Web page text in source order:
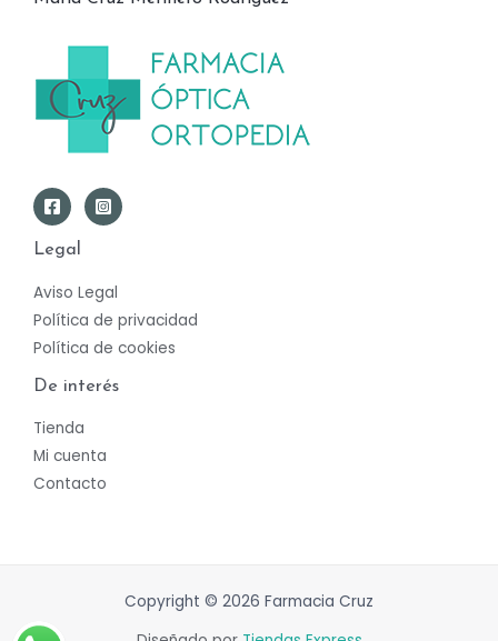
Legal
Aviso Legal
Política de privacidad
Política de cookies
De interés
Tienda
Mi cuenta
Contacto
Copyright © 2026 Farmacia Cruz